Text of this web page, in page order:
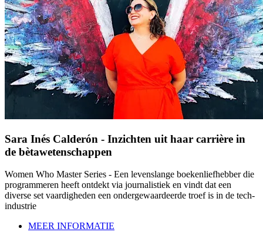
Sara Inés Calderón - Inzichten uit haar carrière in
de bètawetenschappen
Women Who Master Series - Een levenslange boekenliefhebber die
programmeren heeft ontdekt via journalistiek en vindt dat een
diverse set vaardigheden een ondergewaardeerde troef is in de tech-
industrie
MEER INFORMATIE